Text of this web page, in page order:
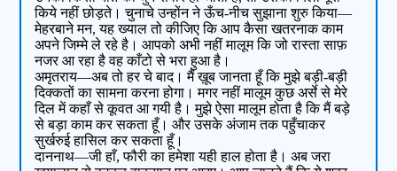
किये नहीं छोड़ते। चुनाचे उन्होंन ने ऊँच-नीच सुझाना शुरु किया—
मेहरबाने मन, यह ख्याल तो कीजिए कि आप कैसा खतरनाक काम
अपने जिम्मे ले रहे है। आपको अभी नहीं मालूम कि जो रास्ता साफ़
नजर आ रहा है वह काँटो से भरा हुआ है।
अमृतराय—अब तो हर चे बाद। मैं ख़ूब जानता हूँ कि मुझे बड़ी-बड़ी
दिक्कतों का सामना करना होगा। मगर नहीं मालूम कुछ अर्से से मेरे
दिल में कहाँ से कूवत आ गयी है। मुझे ऐसा मालूम होता है कि मैं बड़े
से बड़ा काम कर सकता हूँ। और उसके अंजाम तक पहुँचाकर
सुर्खरुई हासिल कर सकता हूँ।
दाननाथ—जी हाँ, फौरी का हमेशा यही हाल होता है। अब जरा